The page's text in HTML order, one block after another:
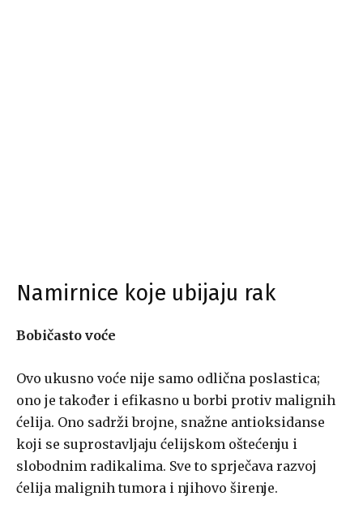
Namirnice koje ubijaju rak
Bobičasto voće
Ovo ukusno voće nije samo odlična poslastica;
ono je također i efikasno u borbi protiv malignih
ćelija. Ono sadrži brojne, snažne antioksidanse
koji se suprostavljaju ćelijskom oštećenju i
slobodnim radikalima. Sve to sprječava razvoj
ćelija malignih tumora i njihovo širenje.